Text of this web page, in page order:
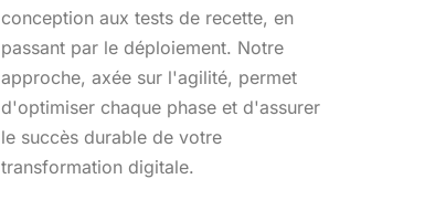
conception aux tests de recette, en
passant par le déploiement. Notre
approche, axée sur l'agilité, permet
d'optimiser chaque phase et d'assurer
le succès durable de votre
transformation digitale.